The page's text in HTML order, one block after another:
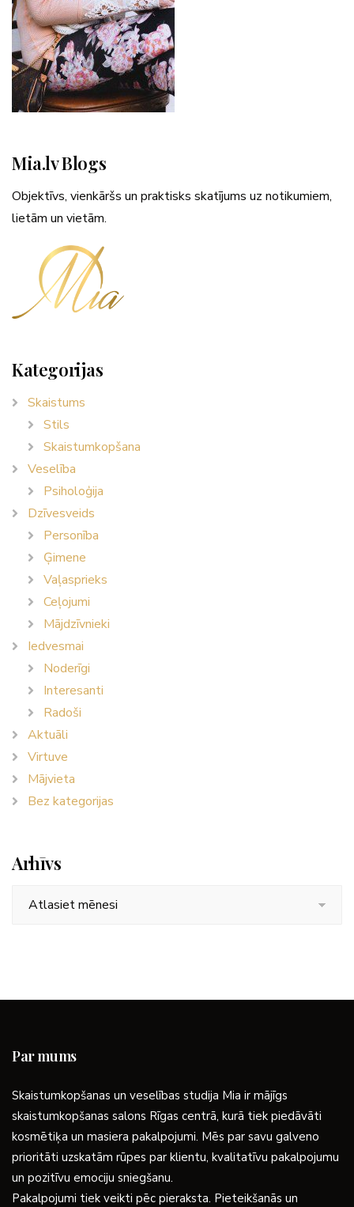
Mia.lv Blogs
Objektīvs, vienkāršs un praktisks skatījums uz notikumiem,
lietām un vietām.
Kategorijas
Skaistums
Stils
Skaistumkopšana
Veselība
Psiholoģija
Dzīvesveids
Personība
Ģimene
Vaļasprieks
Ceļojumi
Mājdzīvnieki
Iedvesmai
Noderīgi
Interesanti
Radoši
Aktuāli
Virtuve
Mājvieta
Bez kategorijas
Arhīvs
Par mums
Skaistumkopšanas un veselības studija Mia ir mājīgs
skaistumkopšanas salons Rīgas centrā, kurā tiek piedāvāti
kosmētiķa un masiera pakalpojumi. Mēs par savu galveno
prioritāti uzskatām rūpes par klientu, kvalitatīvu pakalpojumu
un pozitīvu emociju sniegšanu.
Pakalpojumi tiek veikti pēc pieraksta. Pieteikšanās un